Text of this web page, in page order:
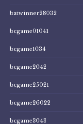
batwinner28032
bcgame01041
bcgame1034
bcgame2042
bcgame25021
bcgame26022
bcgame3043